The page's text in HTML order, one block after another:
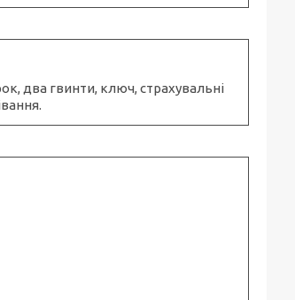
два гвинти, ключ, страхувальні